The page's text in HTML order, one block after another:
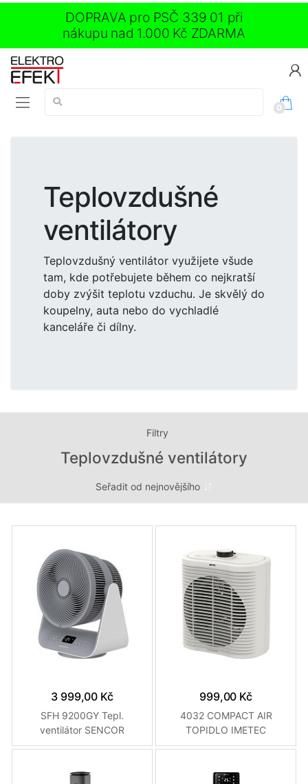
DOPRAVA pro PSČ 339 01 při
nákupu nad 1.000 Kč ZDARMA
Vyhledávání:
0
Teplovzdušné
ventilátory
Teplovzdušný ventilátor využijete všude
tam, kde potřebujete během co nejkratší
doby zvýšit teplotu vzduchu. Je skvělý do
koupelny, auta nebo do vychladlé
kanceláře či dílny.
Filtry
Teplovzdušné ventilátory
3 999,00 Kč
SFH 9200GY Tepl.
ventilátor SENCOR
999,00 Kč
4032 COMPACT AIR
TOPIDLO IMETEC